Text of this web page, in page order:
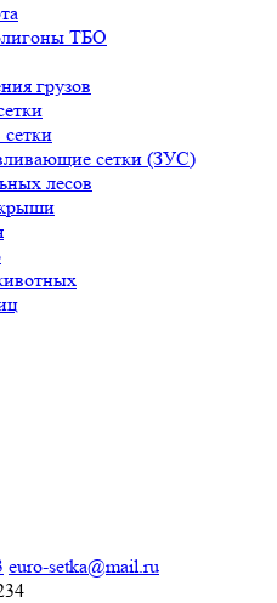
ТБО
грузов
сетки (ЗУС)
лесов
euro-setka@mail.ru